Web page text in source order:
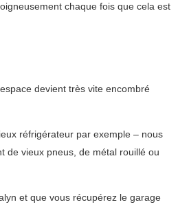
chaque fois que cela est
devient très vite encombré
réfrigérateur par exemple – nous
de vieux pneus, de métal rouillé ou
et que vous récupérez le garage